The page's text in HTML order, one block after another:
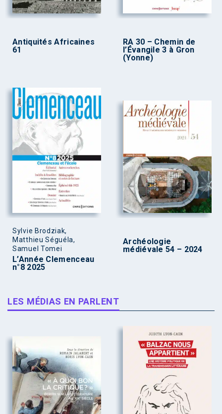
Antiquités Africaines
61
RA 30 – Chemin de
l’Évangile 3 à Gron
(Yonne)
Sylvie Brodziak,
Matthieu Séguéla,
Samuel Tomei
L’Année Clemenceau
n°8 2025
Archéologie
médiévale 54 – 2024
LES MÉDIAS EN PARLENT